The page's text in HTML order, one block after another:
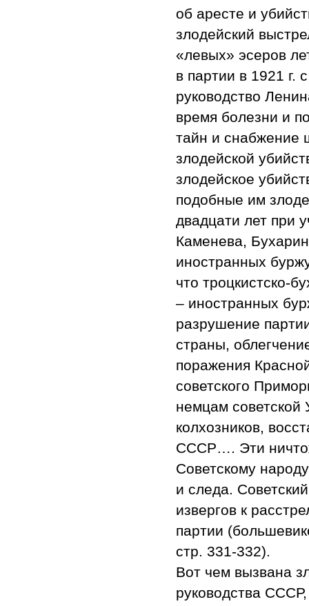
об аресте и
злодейский
«левых» эсеров
в партии в 1921 г.
руководство
время болезни и
тайн и снабжение
злодейской
злодейское
подобные им
двадцати лет при
Каменева,
иностранных
что троцкистско-
– иностранных
разрушение
страны,
поражения
советского
немцам советской
колхозников,
СССР…. Эти
Советскому
и следа.
извергов к
партии
стр. 331-332).
Вот чем вызвана
руководства